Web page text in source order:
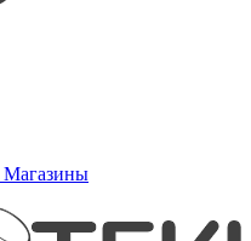
Магазины